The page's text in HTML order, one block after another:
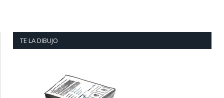
TE LA DIBUJO